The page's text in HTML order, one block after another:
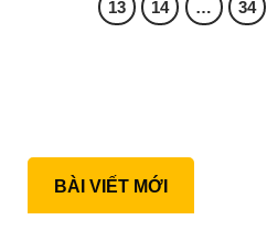
13
14 … 34
BÀI VIẾT MỚI